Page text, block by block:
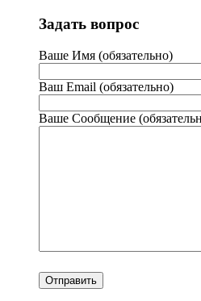
Задать вопрос
Ваше Имя (обязательно)
Ваш Email (обязательно)
Ваше Сообщение